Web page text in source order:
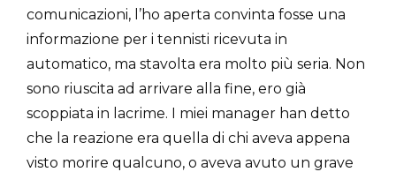
comunicazioni, l’ho aperta convinta fosse una
informazione per i tennisti ricevuta in
automatico, ma stavolta era molto più seria. Non
sono riuscita ad arrivare alla fine, ero già
scoppiata in lacrime. I miei manager han detto
che la reazione era quella di chi aveva appena
visto morire qualcuno, o aveva avuto un grave